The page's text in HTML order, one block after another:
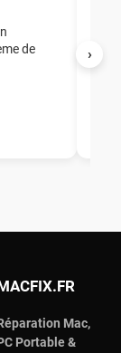
›
de
Mac,
Portable &